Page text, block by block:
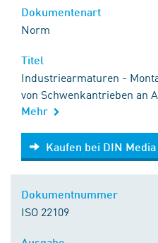
Norm
Industriearmaturen -
von Schwenkantrieben an
Mehr
Kaufen bei DIN Media
Kaufen bei DIN Media
ISO 22109